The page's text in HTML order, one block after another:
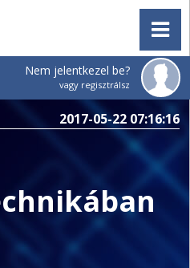
Nem jelentkezel be?
vagy regisztrálsz
2017-05-22 07:16:16